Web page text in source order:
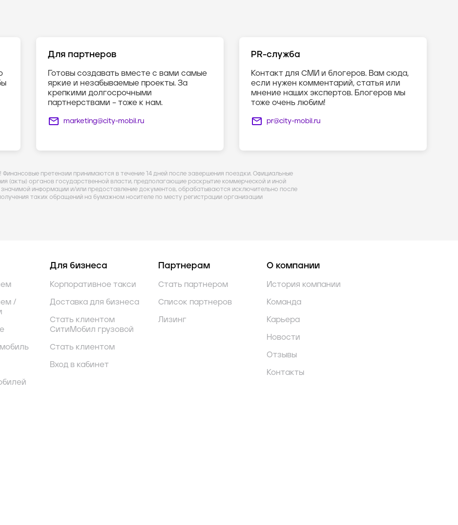
Для партнеров
Готовы создавать вместе с вами самые
яркие и незабываемые проекты. За
крепкими долгосрочными
партнерствами – тоже к нам.
marketing@city-mobil.ru
PR-служба
Контакт для СМИ и блогеров. Вам сюда,
если нужен комментарий, статья или
мнение наших экспертов. Блогеров мы
тоже очень любим!
pr@city-mobil.ru
Финансовые претензии принимаются в течение 14 дней после завершения поездки. Официальные
(акты) органов государственной власти, предполагающие раскрытие коммерческой и иной
информации и/или предоставление документов, обрабатываются исключительно после
таких обращений на бумажном носителе по месту регистрации организации
/
Для бизнеса
Корпоративное такси
Доставка для бизнеса
Стать клиентом
СитиМобил грузовой
Стать клиентом
Вход в кабинет
Партнерам
Стать партнером
Список партнеров
Лизинг
О компании
История компании
Команда
Карьера
Новости
Отзывы
Контакты